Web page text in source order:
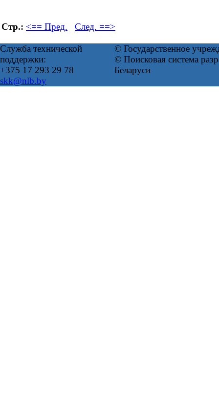
Стр.: <== Пред. След. ==>
Служба технической
поддержки:
+375 17 293 29 78
skk@nlb.by
© Государственное
© Поисковая система
Беларуси